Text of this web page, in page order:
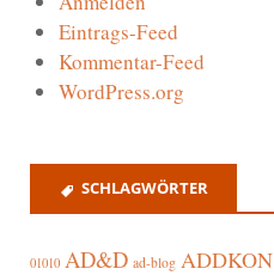
Eintrags-Feed
Kommentar-Feed
WordPress.org
SCHLAGWÖRTER
01010 AD&D ad-blog ADDKON